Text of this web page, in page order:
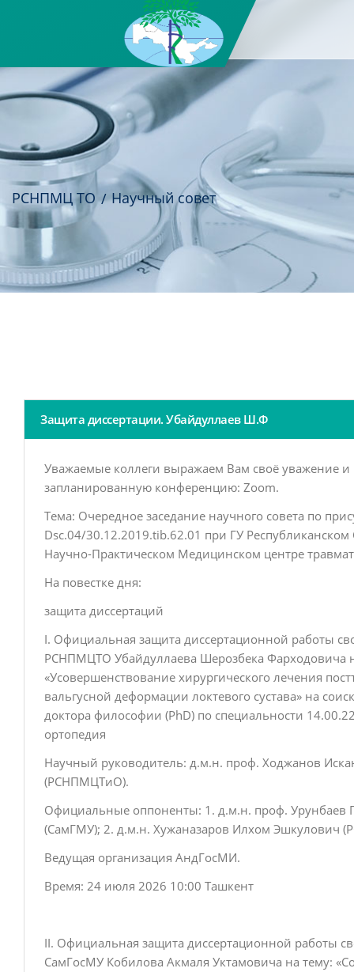
РСНПМЦ ТО Научный совет
Защита диссертации. Убайдуллаев Ш.Ф
Уважаемые коллеги выражаем Вам своё уважение и
запланированную конференцию: Zoom.
Тема: Очередное заседание научного совета по
Dsc.04/30.12.2019.tib.62.01 при ГУ
Научно-Практическом Медицинском центре
На повестке дня:
защита диссертаций
I. Официальная защита диссертационной работы
РСНПМЦТО Убайдуллаева Шерозбека Фарходовича
«Усовершенствование хирургического лечения
вальгусной деформации локтевого сустава» на
доктора философии (PhD) по специальности
ортопедия
Научный руководитель: д.м.н. проф. Ходжанов
(РСНПМЦТиО).
Официальные оппоненты: 1. д.м.н. проф. Урунбаев
(СамГМУ); 2. д.м.н. Хужаназаров Илхом Эшкулович
Ведущая организация АндГосМИ.
Время: 24 июля 2026 10:00 Ташкент
II. Официальная защита диссертационной работы
СамГосМУ Кобилова Акмаля Уктамовича на тему: